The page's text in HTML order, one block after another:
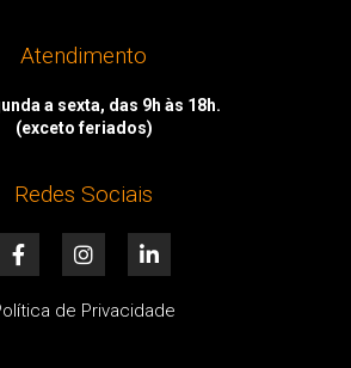
Atendimento
a sexta, das 9h às 18h.
(exceto feriados)
Redes Sociais
F
a
e
I
n
t
i
k
de Privacidade